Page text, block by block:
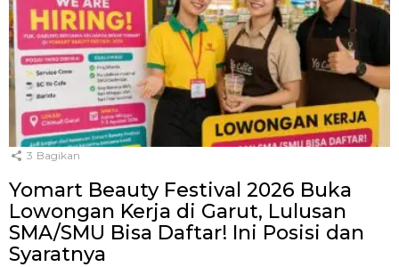
3 Bagikan
Yomart Beauty Festival 2026 Buka
Lowongan Kerja di Garut, Lulusan
SMA/SMU Bisa Daftar! Ini Posisi dan
Syaratnya